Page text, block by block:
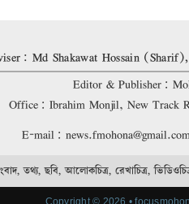
Md Shakawat Hossain
Editor & Publisher:
Office: Ibrahim Monjil, New Track
E-mail:
তথ্য, ছবি, আলোকচিত্র, রেখাচিত্র,
Copyright © 2026 •